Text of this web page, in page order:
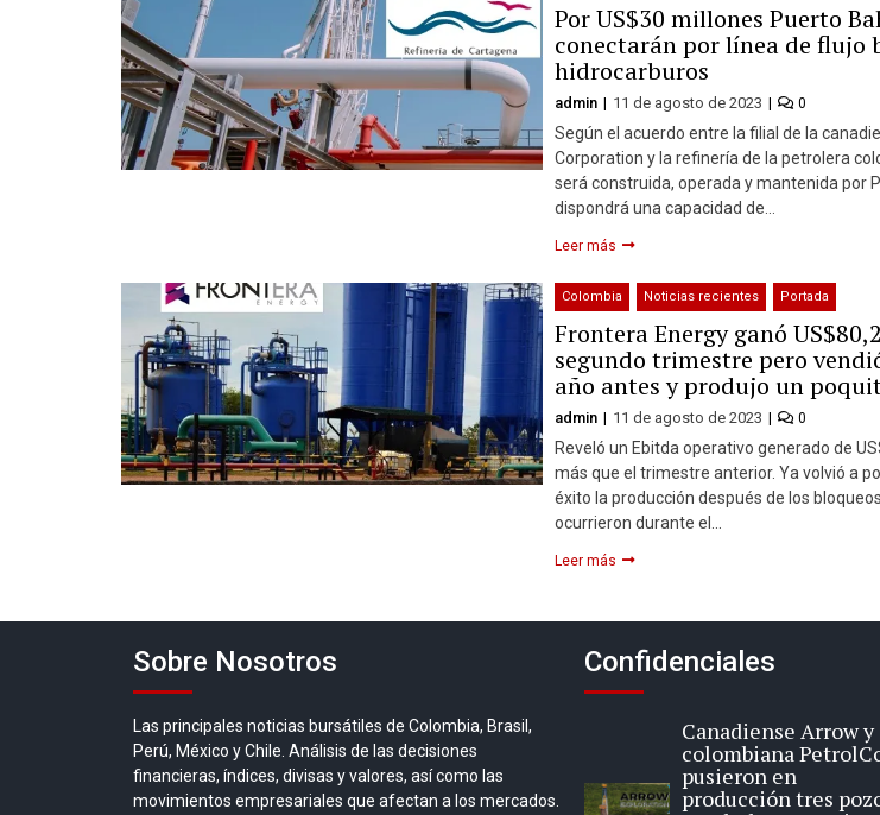
Por US$30 millones Puerto
conectarán por línea de flujo
hidrocarburos
admin 11 de agosto de 2023 0
Según el acuerdo entre la filial de la
Corporation y la refinería de la petrolera
será construida, operada y mantenida por
dispondrá una capacidad de…
Leer más
Colombia Noticias recientes Portada
Frontera Energy ganó
segundo trimestre pero
año antes y produjo un
admin 11 de agosto de 2023 0
Reveló un Ebitda operativo generado de
más que el trimestre anterior. Ya volvió a
éxito la producción después de los
ocurrieron durante el…
Leer más
Sobre Nosotros
Las principales noticias bursátiles de Colombia, Brasil,
Perú, México y Chile. Análisis de las decisiones
financieras, índices, divisas y valores, así como las
movimientos empresariales que afectan a los mercados.
Confidenciales
Canadiense Arrow y
colombiana
pusieron en
producción tres